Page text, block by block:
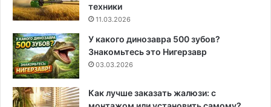
техники
11.03.2026
У какого динозавра 500 зубов?
Знакомьтесь это Нигерзавр
03.03.2026
Как лучше заказать жалюзи: с